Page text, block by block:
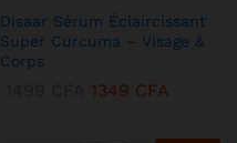
Disaar Sérum Éclaircissant
Super Curcuma – Visage &
Corps
1349 CFA